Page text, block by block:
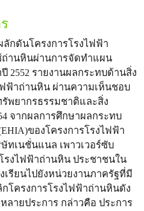
ลักดันโครงการโรงไฟฟ้า
ถ่านหินผ่านการจัดทำแผน
รายงานผลกระทบด้านสิ่ง
ฟ้าถ่านหิน ผ่านความเห็นชอบ
พยากรธรรมชาติและสิ่ง
จากผลการศึกษาผลกระทบ
ของโครงการโรงไฟฟ้า
ทเนชั่นแนล เพาวเวอร์ซับ
รงไฟฟ้าถ่านหิน ประชาชนใน
รียนไปยังหน่วยงานภาครัฐที่มี
โครงการโรงไฟฟ้าถ่านหินดัง
ลายประการ กล่าวคือ ประการ